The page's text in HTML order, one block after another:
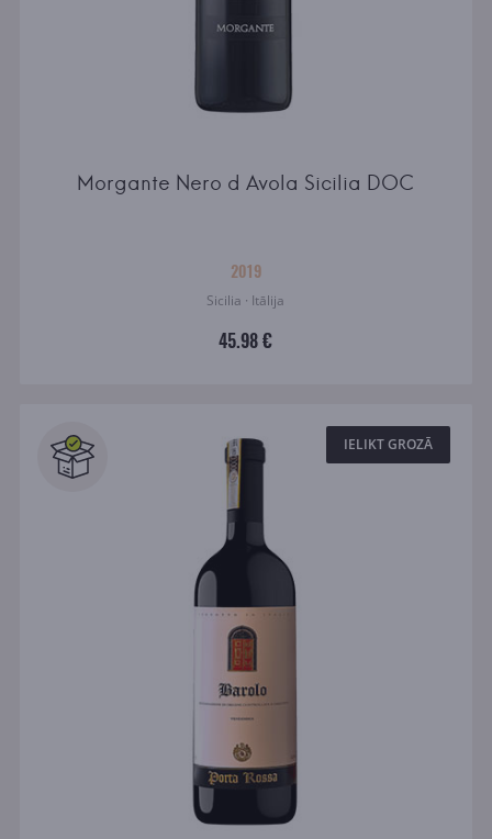
Morgante Nero d Avola Sicilia DOC
2019
Sicilia · Itālija
45.98 €
IELIKT GROZĀ